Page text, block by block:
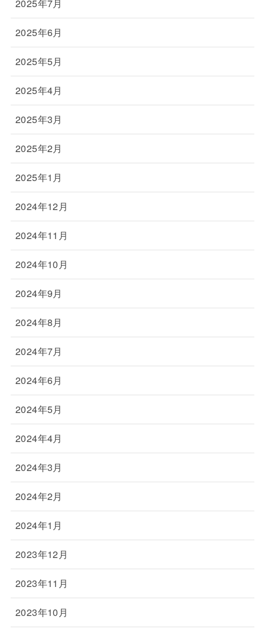
2025年7月
2025年6月
2025年5月
2025年4月
2025年3月
2025年2月
2025年1月
2024年12月
2024年11月
2024年10月
2024年9月
2024年8月
2024年7月
2024年6月
2024年5月
2024年4月
2024年3月
2024年2月
2024年1月
2023年12月
2023年11月
2023年10月